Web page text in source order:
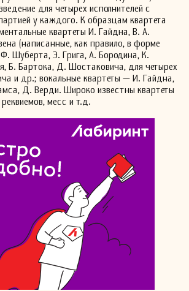
для четырех исполнителей с
у каждого. К образцам квартета
квартеты И. Гайдна, В. А.
(написанные, как правило, в форме
Шуберта, Э. Грига, А. Бородина, К.
Б. Бартока, Д. Шостаковича, для четырех
и др.; вокальные квартеты — И. Гайдна,
Д. Верди. Широко известны квартеты
месс и т.д.